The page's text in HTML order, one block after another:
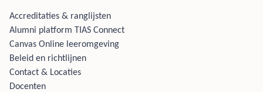
Accreditaties & ranglijsten
Alumni platform TIAS Connect
Canvas Online leeromgeving
Beleid en richtlijnen
Contact & Locaties
Docenten